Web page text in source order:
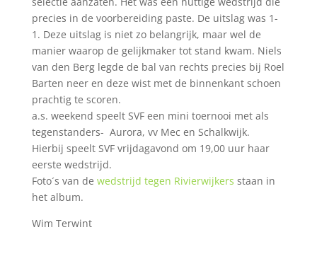
precies in de voorbereiding paste. De uitslag was 1-
1. Deze uitslag is niet zo belangrijk, maar wel de
manier waarop de gelijkmaker tot stand kwam. Niels
van den Berg legde de bal van rechts precies bij Roel
Barten neer en deze wist met de binnenkant schoen
prachtig te scoren.
a.s. weekend speelt SVF een mini toernooi met als
tegenstanders- Aurora, vv Mec en Schalkwijk.
Hierbij speelt SVF vrijdagavond om 19,00 uur haar
eerste wedstrijd.
Foto´s van de wedstrijd tegen Rivierwijkers staan in
het album.
Wim Terwint